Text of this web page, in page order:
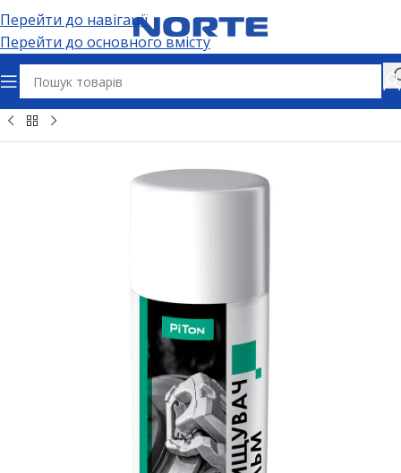
Перейти до навігації
Перейти до основного вмісту
та спреї Технічні аерозолі та автохімія Очищувачі